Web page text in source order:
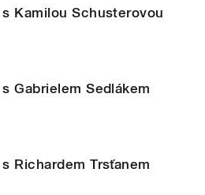
Kamilou Schusterovou
Gabrielem Sedlákem
Richardem Trsťanem